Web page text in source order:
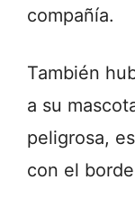
compañía.
También
a su
peligrosa,
con el